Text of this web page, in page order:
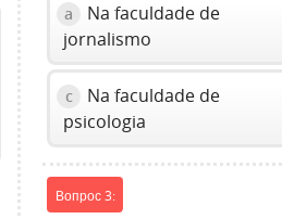
a
Na faculdade de
jornalismo
c
Na faculdade de
psicologia
Вопрос 3: